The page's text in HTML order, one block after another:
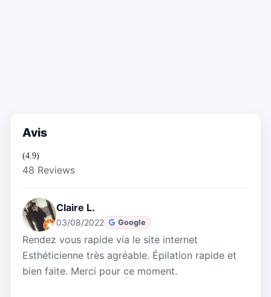
Avis
(4.9)
48 Reviews
Claire L.
03/08/2022 Google
Rendez vous rapide via le site internet
Esthéticienne très agréable. Épilation rapide et
bien faite. Merci pour ce moment.